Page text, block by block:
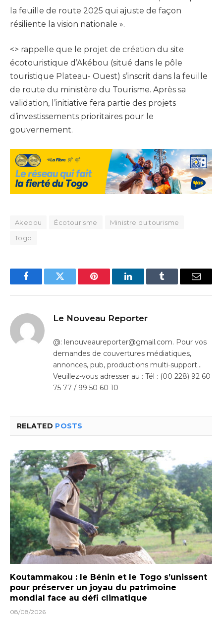
la feuille de route 2025 qui ajuste de façon
résiliente la vision nationale ».
<> rappelle que le projet de création du site
écotouristique d’Akébou (situé dans le pôle
touristique Plateau- Ouest) s’inscrit dans la feuille
de route du ministère du Tourisme. Après sa
validation, l’initiative fera partie des projets
d’investissements prioritaires pour le
gouvernement.
Akebou Écotourisme
Ministre du tourisme
Togo
FacebookTwitter Pinterest LinkedInTumblr Email
Le Nouveau Reporter
@: lenouveaureporter@gmail.com. Pour vos
demandes de couvertures médiatiques,
annonces, pub, productions multi-support…
Veuillez-vous adresser au : Tél : (00 228) 92 60
75 77 / 99 50 60 10
RELATED POSTS
Koutammakou : le Bénin et le Togo s’unissent
pour préserver un joyau du patrimoine
mondial face au défi climatique
08/08/2026